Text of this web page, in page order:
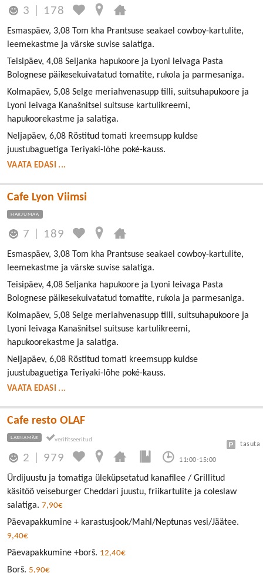
3 178
Esmaspäev, 3,08 Tom kha Prantsuse seakael cowboy-kartulite,
leemekastme ja värske suvise salatiga.
Teisipäev, 4,08 Seljanka hapukoore ja Lyoni leivaga Pasta
Bolognese päikesekuivatatud tomatite, rukola ja parmesaniga.
Kolmapäev, 5,08 Selge meriahvenasupp tilli, suitsuhapukoore ja
Lyoni leivaga Kanašnitsel suitsuse kartulikreemi,
hapukoorekastme ja salatiga.
Neljapäev, 6,08 Röstitud tomati kreemsupp kuldse
juustubaguetiga Teriyaki-lõhe poké-kauss.
VAATA EDASI ...
Cafe Lyon Viimsi
HARJUMAA
7 189
Esmaspäev, 3,08 Tom kha Prantsuse seakael cowboy-kartulite,
leemekastme ja värske suvise salatiga.
Teisipäev, 4,08 Seljanka hapukoore ja Lyoni leivaga Pasta
Bolognese päikesekuivatatud tomatite, rukola ja parmesaniga.
Kolmapäev, 5,08 Selge meriahvenasupp tilli, suitsuhapukoore ja
Lyoni leivaga Kanašnitsel suitsuse kartulikreemi,
hapukoorekastme ja salatiga.
Neljapäev, 6,08 Röstitud tomati kreemsupp kuldse
juustubaguetiga Teriyaki-lõhe poké-kauss.
VAATA EDASI ...
Cafe resto OLAF
LASNAMÄE
2 979 11:00-15:00
tasuta
Ürdijuustu ja tomatiga üleküpsetatud kanafilee / Grillitud
käsitöö veiseburger Cheddari juustu, friikartulite ja coleslaw
salatiga. 7,90€
Päevapakkumine + karastusjook/Mahl/Neptunas vesi/Jäätee.
9,40€
Päevapakkumine +borš. 12,40€
Borš. 5,90€